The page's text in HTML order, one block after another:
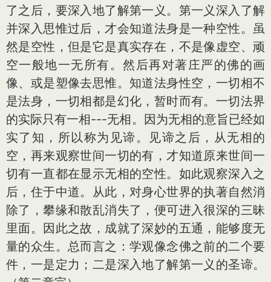
了之后，要深入地了解第一义。第一义深入了解
并深入思惟过后，才会知道法身是一种空性。虽
然是空性，但是它是真实存在，不是像虚空、顽
空一般地一无所有。然后再对著庄严的佛的画
像、或是塑像去思惟。知道法身性空，一切相不
是法身，一切相都是幻化，暂时而有。一切法界
的实际只有一相---无相。因为无相的意旨已经如
实了知，所以称为见谛。见谛之后，从无相的
空，再来观察世间一切的有，才知道原来世间一
切有一直都在显示无相的空性。如此观察深入之
后，住于中道。从此，对身心世界的执著自然消
除了，攀缘和散乱消失了，便可进入很深的三昧
里面。因此之故，成就了深妙的五通，能够度无
量的众生。总而言之：学观像念佛之前的二个要
件，一是定力；二是深入地了解第一义的圣谛。